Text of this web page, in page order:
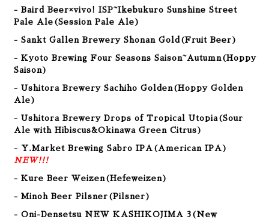
- Baird Beer×vivo! ISP~Ikebukuro Sunshine Street
Pale Ale (Session Pale Ale)
- Sankt Gallen Brewery Shonan Gold(Fruit Beer)
- Kyoto Brewing Four Seasons Saison~Autumn(Hoppy
Saison)
- Ushitora Brewery Sachiho Golden(Hoppy Golden
Ale)
- Ushitora Brewery Drops of Tropical Utopia(Sour
Ale with Hibiscus&Okinawa Green Citrus)
- Y.Market Brewing Sabro IPA(American IPA)
NEW!!!
- Kure Beer Weizen(Hefeweizen)
- Minoh Beer Pilsner(Pilsner)
- Oni-Densetsu NEW KASHIKOJIMA 3(New